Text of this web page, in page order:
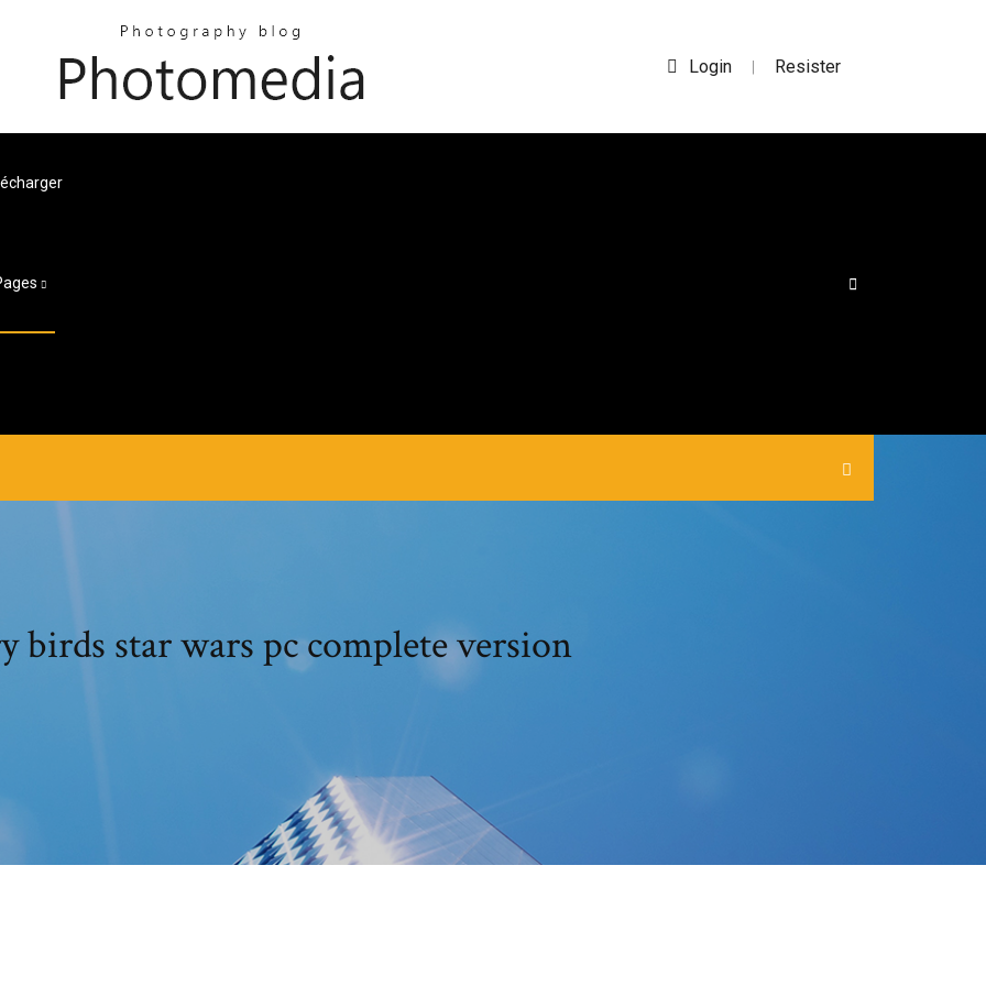
Login | Resister
birds star wars pc complete version